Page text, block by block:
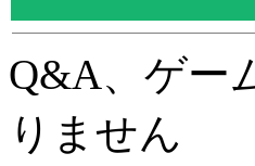
Q&A、ゲー
りません